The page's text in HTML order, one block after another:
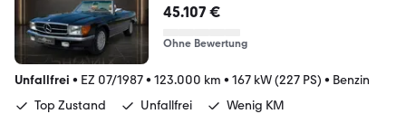
45.107 €
Ohne Bewertung
Unfallfrei • EZ 07/1987• 123.000 km • 167 kW (227 PS) • Benzin
Top Zustand
Unfallfrei Wenig KM